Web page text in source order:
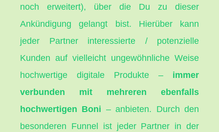
noch erweitert), über die Du zu dieser
Ankündigung gelangt bist. Hierüber kann
jeder Partner interessierte / potenzielle
Kunden auf vielleicht ungewöhnliche Weise
hochwertige digitale Produkte – immer
verbunden mit mehreren ebenfalls
hochwertigen Boni – anbieten. Durch den
besonderen Funnel ist jeder Partner in der